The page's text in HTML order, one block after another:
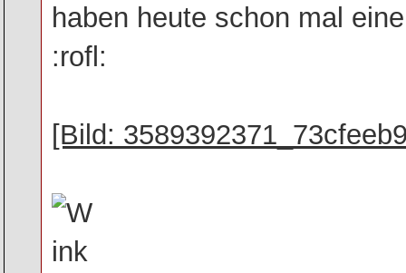
haben heute schon mal
:rofl:
[Bild: